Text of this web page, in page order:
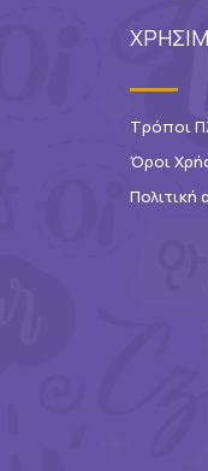
Τρόποι
Όροι